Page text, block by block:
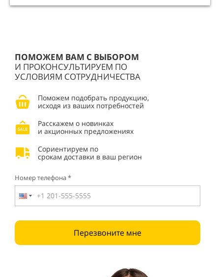
ПОМОЖЕМ ВАМ С ВЫБОРОМ
И ПРОКОНСУЛЬТИРУЕМ ПО
УСЛОВИЯМ СОТРУДНИЧЕСТВА
Поможем подобрать продукцию,
исходя из ваших потребностей
Расскажем о новинках
и акционных предложениях
Сориентируем по
срокам доставки в ваш регион
Номер телефона *
Перезвоните мне